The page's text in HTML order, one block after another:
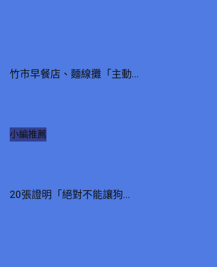
竹市早餐店、麵線攤「主動...
小編推薦
20張證明「絕對不能讓狗...